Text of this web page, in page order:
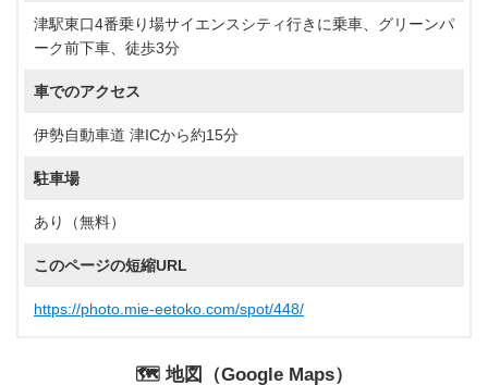
津駅東口4番乗り場サイエンスシティ行きに乗車、グリーンパ
ーク前下車、徒歩3分
車でのアクセス
伊勢自動車道 津ICから約15分
駐車場
あり（無料）
このページの短縮URL
https://photo.mie-eetoko.com/spot/448/
🗺️ 地図（Google Maps）